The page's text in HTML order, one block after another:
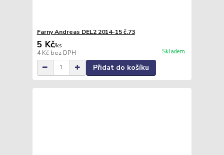
Farny Andreas DEL2 2014-15 č.73
5 Kč/ks
4 Kč bez DPH Skladem
Přidat do košíku